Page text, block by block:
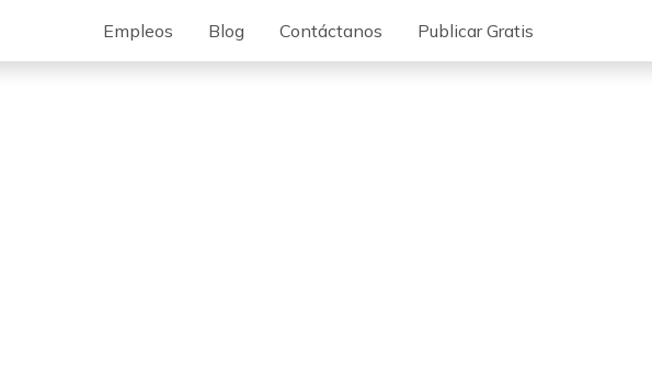
Empleos Blog Contáctanos Publicar Gratis